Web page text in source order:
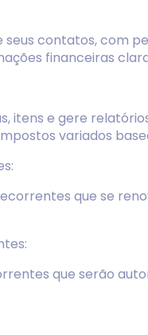
contatos, com
financeiras
itens e gere
variados
que se
que serão